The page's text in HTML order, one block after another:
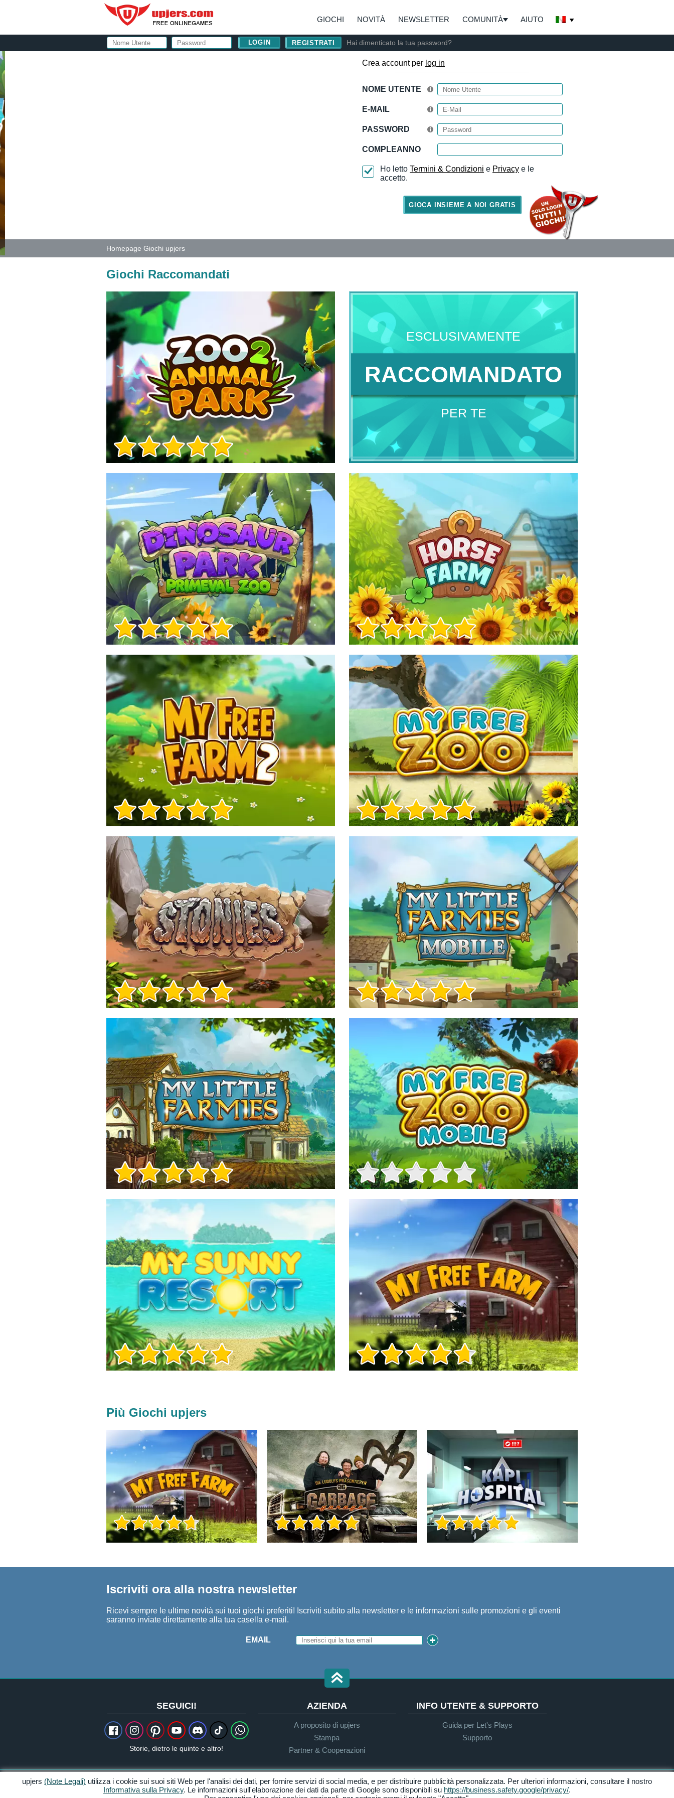
GIOCHI NOVITÀ NEWSLETTER COMUNITÀ AIUTO
REGISTRATI Hai dimenticato la tua password?
Crea account per log in
NOME UTENTE
E-MAIL
PASSWORD
COMPLEANNO
Ho letto Termini & Condizioni e Privacy e le
accetto.
Homepage Giochi upjers
Giochi Raccomandati
Info sul Gioco
ESCLUSIVAMENTE
RACCOMANDATO
PER TE
Info sul Gioco Info sul Gioco
Info sul Gioco
Info sul Gioco
Info sul Gioco
Info sul Gioco
Info sul Gioco
Info sul Gioco
Info sul Gioco
Info sul Gioco
Più Giochi upjers
Iscriviti ora alla nostra newsletter
Ricevi sempre le ultime novità sui tuoi giochi preferiti! Iscriviti subito alla newsletter e le informazioni sulle promozioni e gli eventi
saranno inviate direttamente alla tua casella e-mail.
EMAIL
SEGUICI!
Storie, dietro le quinte e altro!
AZIENDA
A proposito di upjers
Stampa
Partner & Cooperazioni
INFO UTENTE & SUPPORTO
Guida per Let's Plays
Supporto
Crediti & Note Legali Privacy Termini & Condizioni Accessibilità
upjers (Note Legali) utilizza i cookie sui suoi siti Web per l'analisi dei dati, per fornire servizi di social media, e per distribuire pubblicità personalizzata. Per ulteriori informazioni, consultare il nostro
Informativa sulla Privacy. Le informazioni sull'elaborazione dei dati da parte di Google sono disponibili su https://business.safety.google/privacy/.